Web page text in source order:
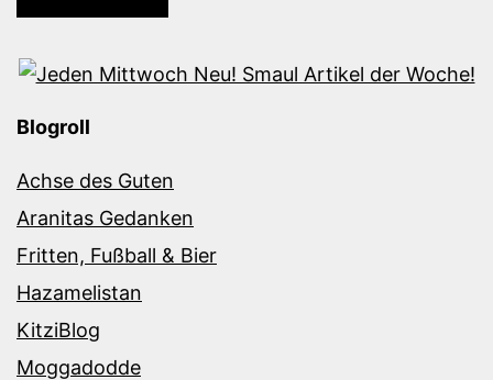
Blogroll
Achse des Guten
Aranitas Gedanken
Fritten, Fußball & Bier
Hazamelistan
KitziBlog
Moggadodde